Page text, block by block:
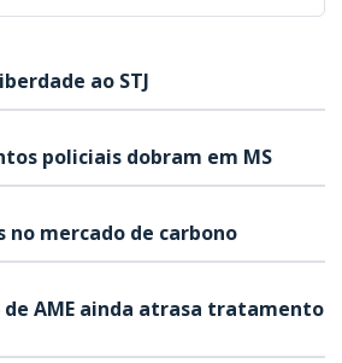
ao STJ
policiais dobram em MS
mercado de carbono
AME ainda atrasa tratamento